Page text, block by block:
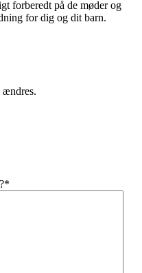
forberedt på de møder og
for dig og dit barn.
*